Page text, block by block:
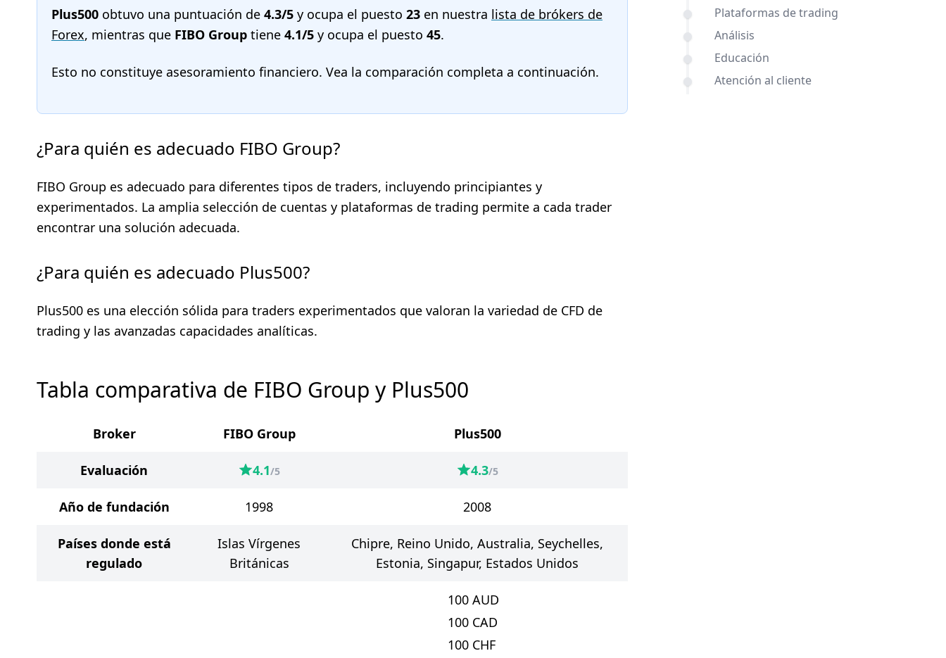
Plataformas de trading
Análisis
Educación
Atención al cliente
Plus500 obtuvo una puntuación de 4.3/5 y ocupa el puesto 23 en nuestra lista de brókers de
Forex, mientras que FIBO Group tiene 4.1/5 y ocupa el puesto 45.
Esto no constituye asesoramiento financiero. Vea la comparación completa a continuación.
¿Para quién es adecuado FIBO Group?
FIBO Group es adecuado para diferentes tipos de traders, incluyendo principiantes y
experimentados. La amplia selección de cuentas y plataformas de trading permite a cada trader
encontrar una solución adecuada.
¿Para quién es adecuado Plus500?
Plus500 es una elección sólida para traders experimentados que valoran la variedad de CFD de
trading y las avanzadas capacidades analíticas.
Tabla comparativa de FIBO Group y Plus500
Broker FIBO Group Plus500
Evaluación 4.1/5 4.3/5
Año de fundación 1998 2008
Países donde está
regulado
Islas Vírgenes
Británicas
Chipre, Reino Unido, Australia, Seychelles,
Estonia, Singapur, Estados Unidos
100 AUD
100 CAD
100 CHF